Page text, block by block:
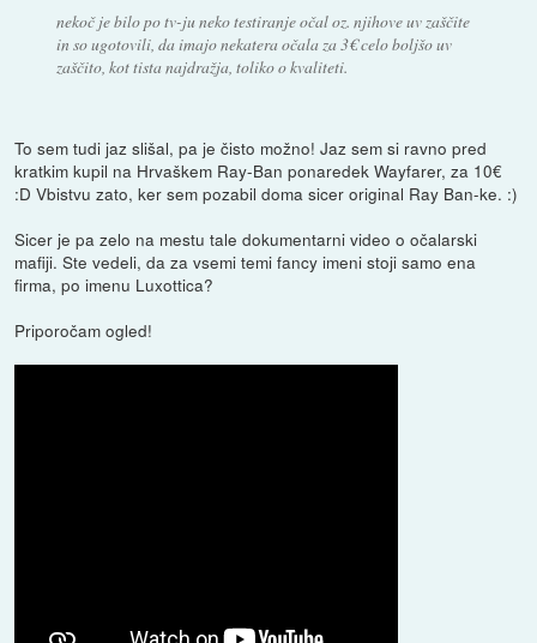
nekoč je bilo po tv-ju neko testiranje očal oz. njihove uv zaščite
in so ugotovili, da imajo nekatera očala za 3€ celo boljšo uv
zaščito, kot tista najdražja, toliko o kvaliteti.
To sem tudi jaz slišal, pa je čisto možno! Jaz sem si ravno pred
kratkim kupil na Hrvaškem Ray-Ban ponaredek Wayfarer, za 10€
:D Vbistvu zato, ker sem pozabil doma sicer original Ray Ban-ke. :)
Sicer je pa zelo na mestu tale dokumentarni video o očalarski
mafiji. Ste vedeli, da za vsemi temi fancy imeni stoji samo ena
firma, po imenu Luxottica?
Priporočam ogled!